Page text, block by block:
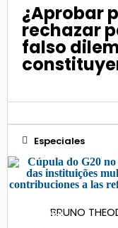
¿Aprobar
rechazar
falso
Especiales
20
Nov 2024BRUNO